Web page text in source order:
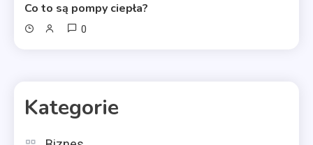
Co to są pompy ciepła?
0
Kategorie